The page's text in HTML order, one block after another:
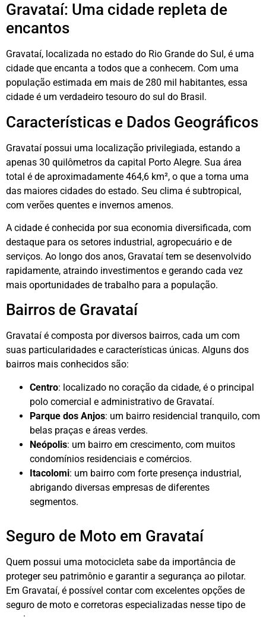
Gravataí: Uma cidade repleta de
encantos
Gravataí, localizada no estado do Rio Grande do Sul, é uma
cidade que encanta a todos que a conhecem. Com uma
população estimada em mais de 280 mil habitantes, essa
cidade é um verdadeiro tesouro do sul do Brasil.
Características e Dados Geográficos
Gravataí possui uma localização privilegiada, estando a
apenas 30 quilômetros da capital Porto Alegre. Sua área
total é de aproximadamente 464,6 km², o que a torna uma
das maiores cidades do estado. Seu clima é subtropical,
com verões quentes e invernos amenos.
A cidade é conhecida por sua economia diversificada, com
destaque para os setores industrial, agropecuário e de
serviços. Ao longo dos anos, Gravataí tem se desenvolvido
rapidamente, atraindo investimentos e gerando cada vez
mais oportunidades de trabalho para a população.
Bairros de Gravataí
Gravataí é composta por diversos bairros, cada um com
suas particularidades e características únicas. Alguns dos
bairros mais conhecidos são:
Centro: localizado no coração da cidade, é o principal
polo comercial e administrativo de Gravataí.
Parque dos Anjos: um bairro residencial tranquilo, com
belas praças e áreas verdes.
Neópolis: um bairro em crescimento, com muitos
condomínios residenciais e comércios.
Itacolomi: um bairro com forte presença industrial,
abrigando diversas empresas de diferentes
segmentos.
Seguro de Moto em Gravataí
Quem possui uma motocicleta sabe da importância de
proteger seu patrimônio e garantir a segurança ao pilotar.
Em Gravataí, é possível contar com excelentes opções de
seguro de moto e corretoras especializadas nesse tipo de